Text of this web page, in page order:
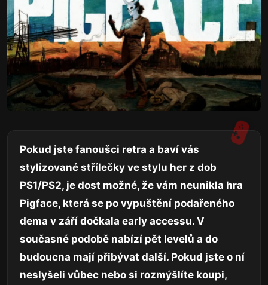
Pokud jste fanoušci retra a baví vás
stylizované střílečky ve stylu her z dob
PS1/PS2, je dost možné, že vám neunikla hra
Pigface, která se po vypuštění podařeného
dema v září dočkala early accessu. V
současné podobě nabízí pět levelů a do
budoucna mají přibývat další. Pokud jste o ní
neslyšeli vůbec nebo si rozmýšlíte koupi,